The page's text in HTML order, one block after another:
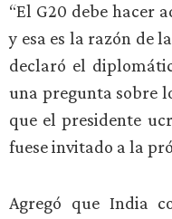
“El G20 debe hacer
y esa es la razón de
declaró el
una pregunta sobre
que el presidente
fuese invitado a la
Agregó que India